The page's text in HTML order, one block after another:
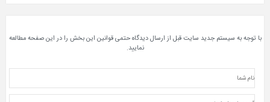
با توجه به سیستم جدید سایت قبل از ارسال دیدگاه حتمی قوانین این بخش را در این صفحه مطالعه
نمایید.